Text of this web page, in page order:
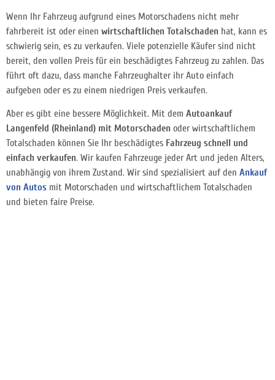
Wenn Ihr Fahrzeug aufgrund eines Motorschadens nicht mehr
fahrbereit ist oder einen wirtschaftlichen Totalschaden hat, kann es
schwierig sein, es zu verkaufen. Viele potenzielle Käufer sind nicht
bereit, den vollen Preis für ein beschädigtes Fahrzeug zu zahlen. Das
führt oft dazu, dass manche Fahrzeughalter ihr Auto einfach
aufgeben oder es zu einem niedrigen Preis verkaufen.
Aber es gibt eine bessere Möglichkeit. Mit dem Autoankauf
Langenfeld (Rheinland) mit Motorschaden oder wirtschaftlichem
Totalschaden können Sie Ihr beschädigtes Fahrzeug schnell und
einfach verkaufen. Wir kaufen Fahrzeuge jeder Art und jeden Alters,
unabhängig von ihrem Zustand. Wir sind spezialisiert auf den Ankauf
von Autos mit Motorschaden und wirtschaftlichem Totalschaden
und bieten faire Preise.